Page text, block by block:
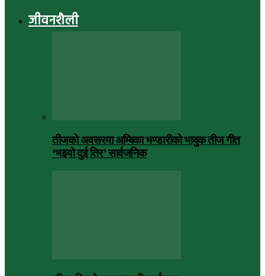
जीवनशैली
तीजको अवसरमा अम्बिका भण्डारीको भावुक तीज गीत
‘भइयो दुई तिर’ सार्वजनिक